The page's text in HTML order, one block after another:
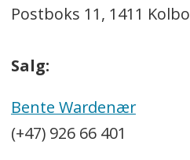
Postboks 11, 1411
Salg:
Bente Wardenær
(+47) 926 66 401